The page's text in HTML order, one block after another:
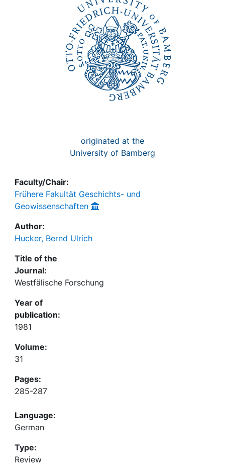
originated at the
University of Bamberg
Faculty/Chair:
Frühere Fakultät Geschichts- und
Geowissenschaften
Author:
Hucker, Bernd Ulrich
Title of the
Journal:
Westfälische Forschung
Year of
publication:
1981
Volume:
31
Pages:
285-287
Language:
German
Type:
Review